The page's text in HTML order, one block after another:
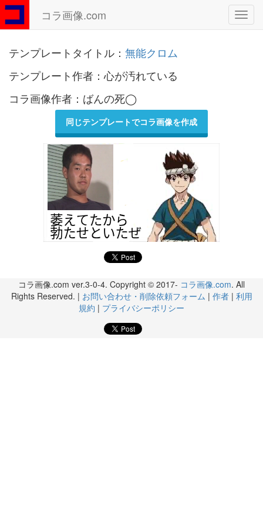
コラ画像.com
テンプレートタイトル： 無能クロム
テンプレート作者：心が汚れている
コラ画像作者：ばんの死◯
同じテンプレートでコラ画像を作成
コラ画像.com ver.3-0-4. Copyright © 2017- コラ画像.com. All
Rights Reserved. | お問い合わせ・削除依頼フォーム | 作者| 利用
規約 | プライバシーポリシー